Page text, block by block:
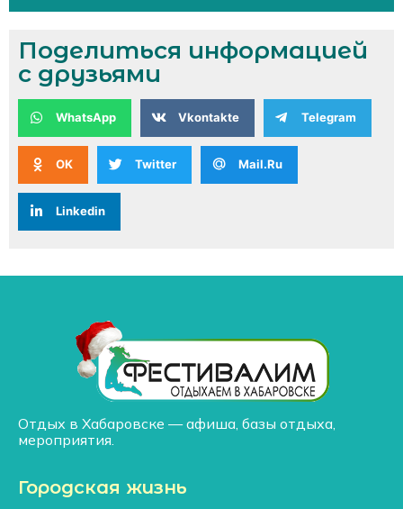
Поделиться информацией
с друзьями
WhatsApp Vkontakte Telegram
OK Twitter Mail.Ru
Linkedin
Отдых в Хабаровске — афиша, базы отдыха,
мероприятия.
Городская жизнь